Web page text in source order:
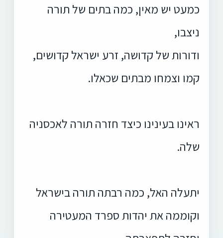
כמעט יש מאין, כמה בתים של תורה
ניצבו,
ודורות של קדושה, זרע ישראל קדושים,
קמו וצמחו מבתים שכאלו.
ראינו בעינינו כיצד חזרה תורה לאכסניה
שלה.
יתעלה האל, כמה רבתה תורה בישראל
וקוממה את יהדות ספרד המעטירה